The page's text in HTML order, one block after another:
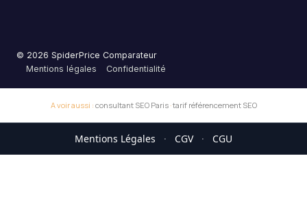
© 2026 SpiderPrice Comparateur
Mentions légales
Confidentialité
A voir aussi : consultant SEO Paris·tarif référencement SEO
Mentions Légales · CGV · CGU